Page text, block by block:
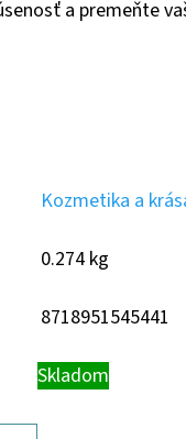
a premeňte
Kozmetika a
0.274 kg
8718951545441
Skladom